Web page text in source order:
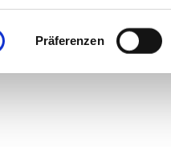
aktives Scannen nach
wie Ihre persönlichen
Einzelheitenfest.
Präferenzen